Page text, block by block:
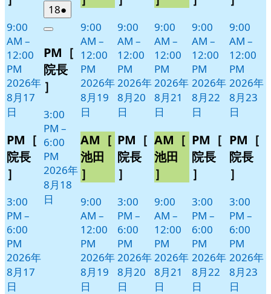
9:00
AM –
12:00
PM
2026年
8月17
日
PM［
院長
］
3:00
PM –
6:00
PM
2026年
8月17
日
182026
年
月
18
日
●
件
イ
ベ
Close
PM［
院長
］
3:00
PM –
6:00
PM
2026年
8月18
日
ト)
9:00
AM –
12:00
PM
2026年
8月19
日
AM［
池田
］
9:00
AM –
12:00
PM
2026年
8月19
日
ト)
9:00
AM –
12:00
PM
2026年
8月20
日
PM［
院長
］
3:00
PM –
6:00
PM
2026年
8月20
日
ト)
9:00
AM –
12:00
PM
2026年
8月21
日
AM［
池田
］
9:00
AM –
12:00
PM
2026年
8月21
日
ト)
9:00
AM –
12:00
PM
2026年
8月22
日
PM［
院長
］
3:00
PM –
6:00
PM
2026年
8月22
日
9:00
AM –
12:00
PM
2026年
8月23
日
PM［
院長
］
3:00
PM –
6:00
PM
2026年
8月23
日